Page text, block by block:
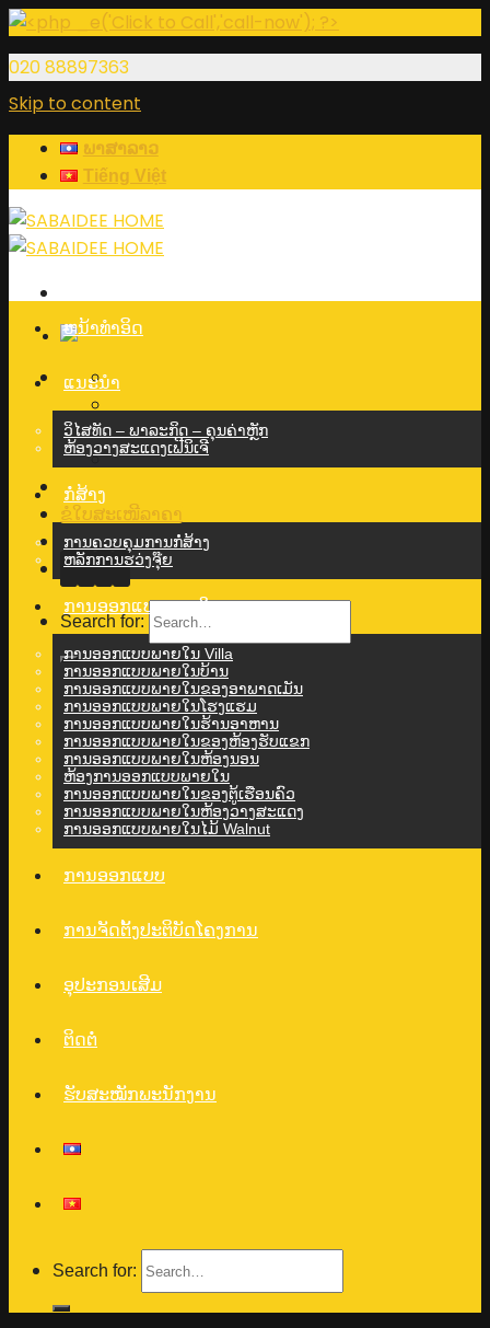
020 88897363
Skip to content
ພາສາລາວ
Tiếng Việt
ຂໍໃບສະເໜີລາຄາ
Search for:
ຫນ້າທໍາອິດ
ແນະນຳ
ວິໄສທັດ – ພາລະກິດ – ຄຸນຄ່າຫຼັກ
ຫ້ອງວາງສະແດງເຟີນິເຈີ
ກໍ່ສ້າງ
ການຄວບຄຸມການກໍ່ສ້າງ
ຫລັກການຮວ່ງຈຸ໊ຍ
ການ​ອອກ​ແບບ​ພາຍ​ໃນ
ການ​ອອກ​ແບບ​ພາຍ​ໃນ Villa​
ການອອກແບບພາຍໃນບ້ານ
ການອອກແບບພາຍໃນຂອງອາພາດເມັນ
ການອອກແບບພາຍໃນໂຮງແຮມ
ການອອກແບບພາຍໃນຮ້ານອາຫານ
ການອອກແບບພາຍໃນຂອງຫ້ອງຮັບແຂກ
ການອອກແບບພາຍໃນຫ້ອງນອນ
ຫ້ອງການອອກແບບພາຍໃນ
ການອອກແບບພາຍໃນຂອງຕູ້ເຮືອນຄົວ
ການອອກແບບພາຍໃນຫ້ອງວາງສະແດງ
ການອອກແບບພາຍໃນໄມ້ Walnut
ການອອກແບບ
ການຈັດຕັ້ງປະຕິບັດໂຄງການ
ອຸປະກອນເສີມ
ຕິດຕໍ່
ຮັບສະໝັກພະນັກງານ
Search for: